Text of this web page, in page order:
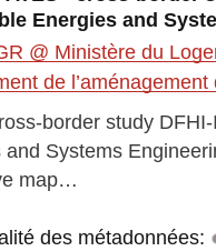
Energies and
@ Ministère du
de
border study
and Systems
map…
des métadonnées:
des métadonnées: